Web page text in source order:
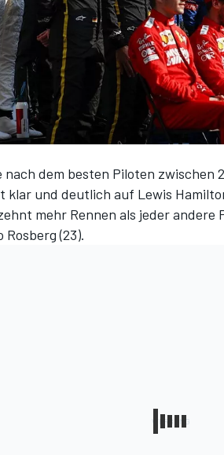
nach dem besten Piloten zwischen
klar und deutlich auf Lewis
mehr Rennen als jeder andere
(23).